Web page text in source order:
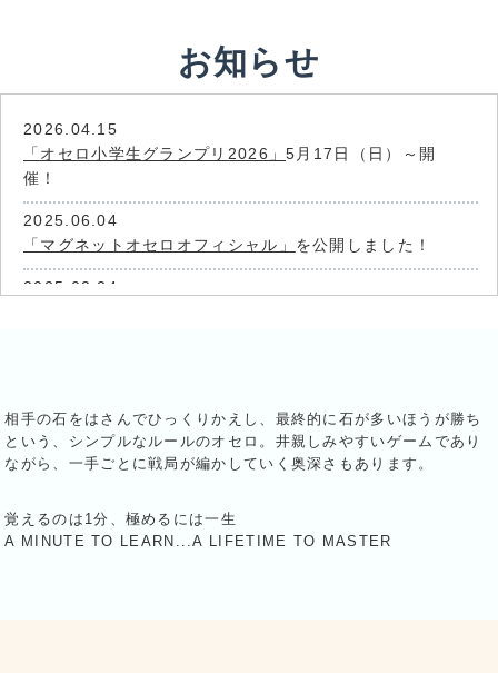
お知らせ
2026.04.15
「オセロ小学生グランプリ2026」5月17日（日）～開
催！
2025.06.04
「マグネットオセロオフィシャル」 を公開しました！
2025.03.24
ンペーン！ページを公開しました
2024.04.15
2024.04.11
相手の石をはさんでひっくりかえし、最終的に石が多いほうが勝ち
という、シンプルなルールのオセロ。井親しみやすいゲームであり
ながら、一手ごとに戦局が編かしていく奥深さもあります。
覚えるのは1分、極めるには一生
A MINUTE TO LEARN...A LIFETIME TO MASTER